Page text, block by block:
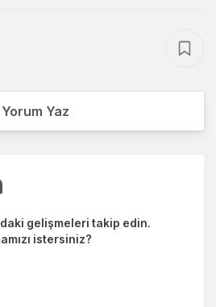
Yorum Yaz
gelişmeleri takip edin.
istersiniz?